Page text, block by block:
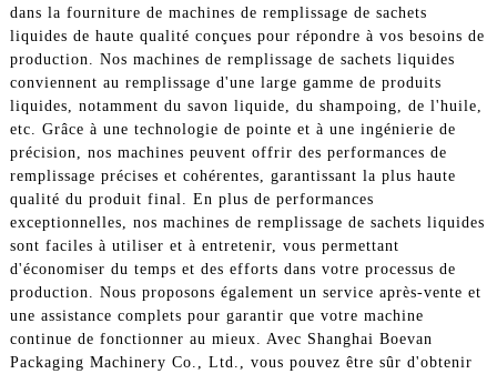
dans la fourniture de machines de remplissage de sachets
liquides de haute qualité conçues pour répondre à vos besoins de
production. Nos machines de remplissage de sachets liquides
conviennent au remplissage d'une large gamme de produits
liquides, notamment du savon liquide, du shampoing, de l'huile,
etc. Grâce à une technologie de pointe et à une ingénierie de
précision, nos machines peuvent offrir des performances de
remplissage précises et cohérentes, garantissant la plus haute
qualité du produit final. En plus de performances
exceptionnelles, nos machines de remplissage de sachets liquides
sont faciles à utiliser et à entretenir, vous permettant
d'économiser du temps et des efforts dans votre processus de
production. Nous proposons également un service après-vente et
une assistance complets pour garantir que votre machine
continue de fonctionner au mieux. Avec Shanghai Boevan
Packaging Machinery Co., Ltd., vous pouvez être sûr d'obtenir